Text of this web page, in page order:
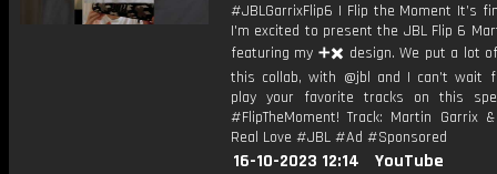
#JBLGarrixFlip6 | Flip the Moment It’s
I'm excited to present the JBL Flip 6
featuring my ➕✖️ design. We put a lot
this collab, with @jbl and I can’t wait
play your favorite tracks on this
#FlipTheMoment! Track: Martin Garrix
Real Love #JBL #Ad #Sponsored
16-10-2023 12:14
YouTube